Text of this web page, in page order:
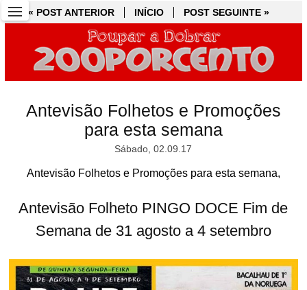
« POST ANTERIOR INÍCIO POST SEGUINTE »
Antevisão Folhetos e Promoções
para esta semana
Sábado, 02.09.17
Antevisão Folhetos e Promoções para esta semana,
Antevisão Folheto PINGO DOCE Fim de
Semana de 31 agosto a 4 setembro
« POST ANTERIOR INÍCIO POST SEGUINTE »